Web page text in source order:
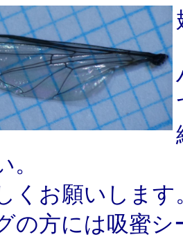
。
くお願いします
の方には吸蜜